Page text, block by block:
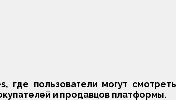
где пользователи могут смотреть
и продавцов платформы.